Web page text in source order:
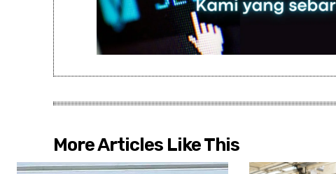
More Articles Like This